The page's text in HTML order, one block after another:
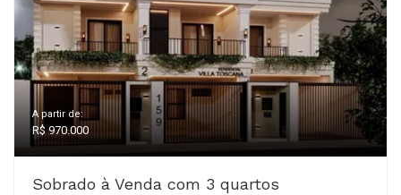
A partir de:
R$ 970.000
Sobrado à Venda com 3 quartos